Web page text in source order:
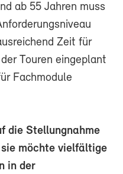
ab 55 Jahren muss
Zeit für
Touren eingeplant
Fachmodule
die Stellungnahme
möchte vielfältige
in der